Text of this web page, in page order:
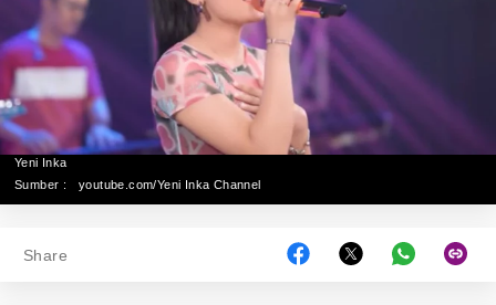
Yeni Inka
Sumber :
youtube.com/Yeni Inka Channel
Share